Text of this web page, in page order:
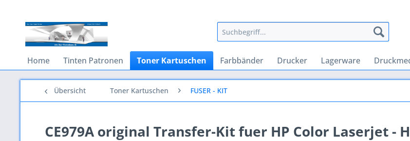
Home Tinten Patronen Toner Kartuschen Farbbänder Drucker Lagerware
Übersicht Toner Kartuschen FUSER - KIT
CE979A original Transfer-Kit fuer HP Color Laserjet -